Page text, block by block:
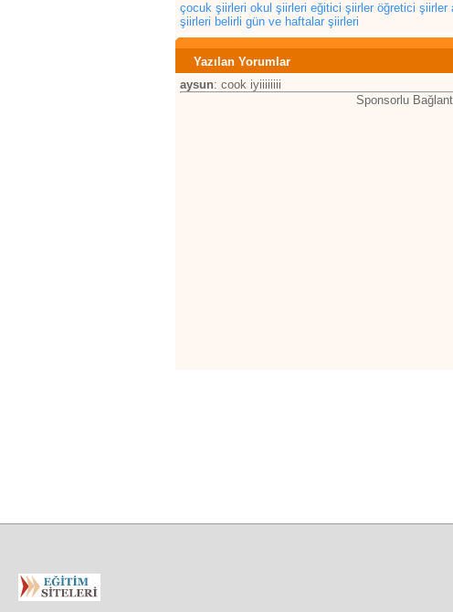
çocuk şiirleri okul şiirleri eğitici şiirler öğretici şiirler
şiirleri belirli gün ve haftalar şiirleri
Yazılan Yorumlar
aysun: cook iyiiiiiiii
Sponsorlu